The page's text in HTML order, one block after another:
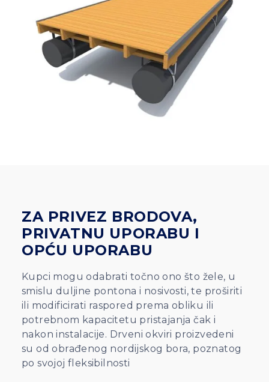
ZA PRIVEZ BRODOVA,
PRIVATNU UPORABU I
OPĆU UPORABU
Kupci mogu odabrati točno ono što žele, u
smislu duljine pontona i nosivosti, te proširiti
ili modificirati raspored prema obliku ili
potrebnom kapacitetu pristajanja čak i
nakon instalacije. Drveni okviri proizvedeni
su od obrađenog nordijskog bora, poznatog
po svojoj fleksibilnosti